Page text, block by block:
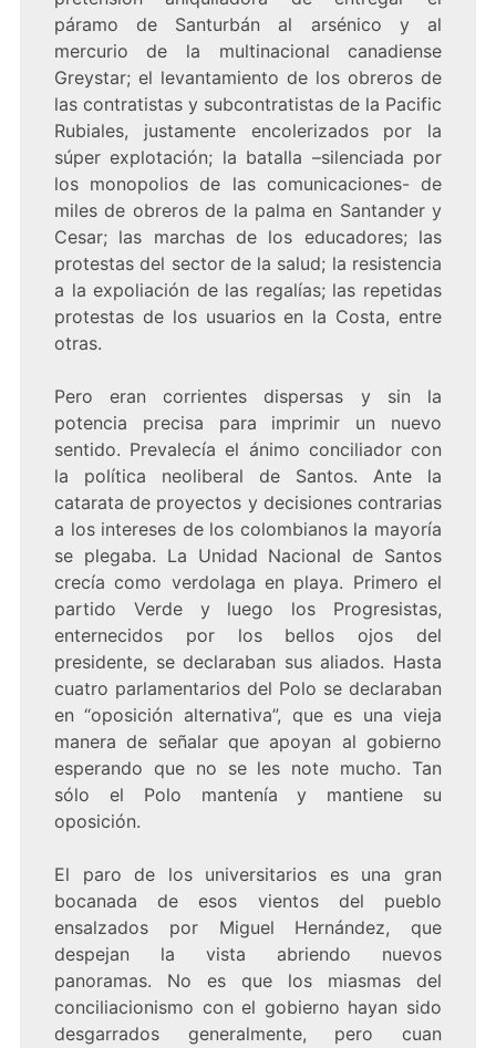
páramo de Santurbán al arsénico y al
mercurio de la multinacional canadiense
Greystar; el levantamiento de los obreros de
las contratistas y subcontratistas de la Pacific
Rubiales, justamente encolerizados por la
súper explotación; la batalla –silenciada por
los monopolios de las comunicaciones- de
miles de obreros de la palma en Santander y
Cesar; las marchas de los educadores; las
protestas del sector de la salud; la resistencia
a la expoliación de las regalías; las repetidas
protestas de los usuarios en la Costa, entre
otras.
Pero eran corrientes dispersas y sin la
potencia precisa para imprimir un nuevo
sentido. Prevalecía el ánimo conciliador con
la política neoliberal de Santos. Ante la
catarata de proyectos y decisiones contrarias
a los intereses de los colombianos la mayoría
se plegaba. La Unidad Nacional de Santos
crecía como verdolaga en playa. Primero el
partido Verde y luego los Progresistas,
enternecidos por los bellos ojos del
presidente, se declaraban sus aliados. Hasta
cuatro parlamentarios del Polo se declaraban
en “oposición alternativa”, que es una vieja
manera de señalar que apoyan al gobierno
esperando que no se les note mucho. Tan
sólo el Polo mantenía y mantiene su
oposición.
El paro de los universitarios es una gran
bocanada de esos vientos del pueblo
ensalzados por Miguel Hernández, que
despejan la vista abriendo nuevos
panoramas. No es que los miasmas del
conciliacionismo con el gobierno hayan sido
desgarrados generalmente, pero cuan